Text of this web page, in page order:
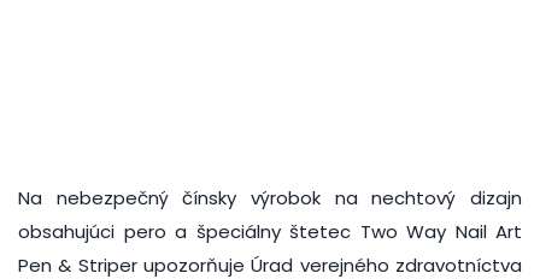
Na nebezpečný čínsky výrobok na nechtový dizajn
obsahujúci pero a špeciálny štetec Two Way Nail Art
Pen & Striper upozorňuje Úrad verejného zdravotníctva